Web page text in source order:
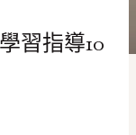
習指導10